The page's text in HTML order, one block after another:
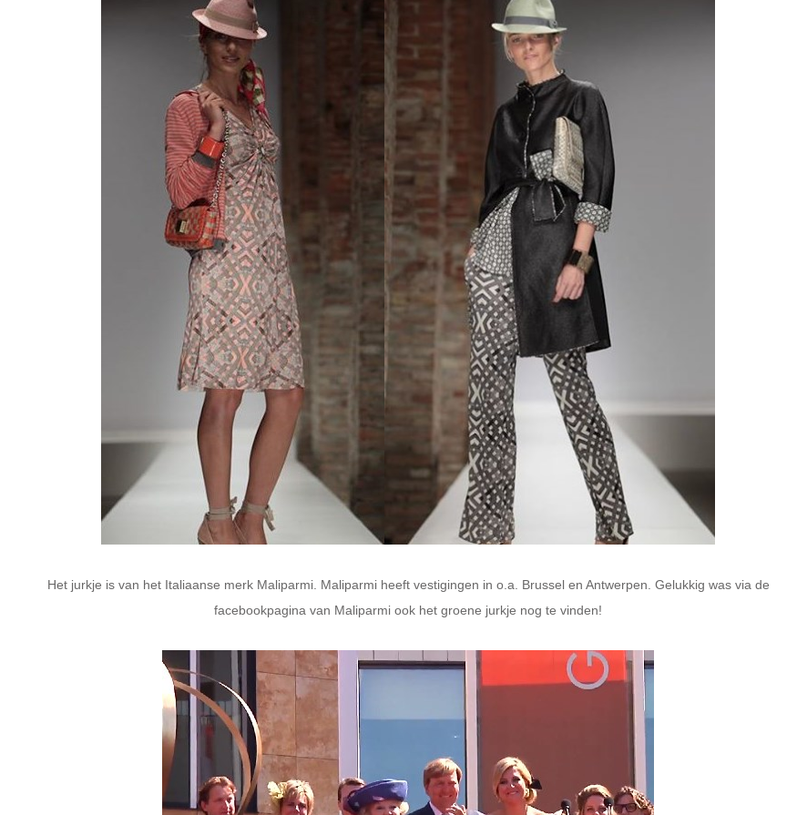
Het jurkje is van het Italiaanse merk Maliparmi. Maliparmi heeft vestigingen in o.a. Brussel en Antwerpen. Gelukkig was via de
facebookpagina van Maliparmi ook het groene jurkje nog te vinden!